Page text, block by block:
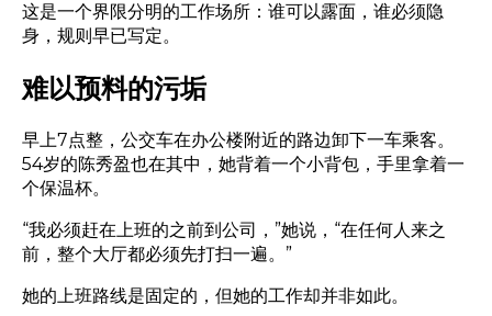
这是一个界限分明的工作场所：谁可以露面，谁必须隐
身，规则早已写定。
难以预料的污垢
早上7点整，公交车在办公楼附近的路边卸下一车乘客。
54岁的陈秀盈也在其中，她背着一个小背包，手里拿着一
个保温杯。
“我必须赶在上班的之前到公司，”她说，“在任何人来之
前，整个大厅都必须先打扫一遍。”
她的上班路线是固定的，但她的工作却并非如此。